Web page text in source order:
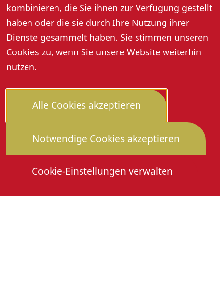
kombinieren, die Sie ihnen zur Verfügung gestellt
haben oder die sie durch Ihre Nutzung ihrer
Dienste gesammelt haben. Sie stimmen unseren
Cookies zu, wenn Sie unsere Website weiterhin
nutzen.
Alle Cookies akzeptieren
Notwendige Cookies akzeptieren
Cookie-Einstellungen verwalten
Die HeimattageDownloadsMitmachen